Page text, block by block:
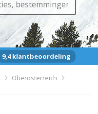
9,4 klantbeoordeling
Oberosterreich